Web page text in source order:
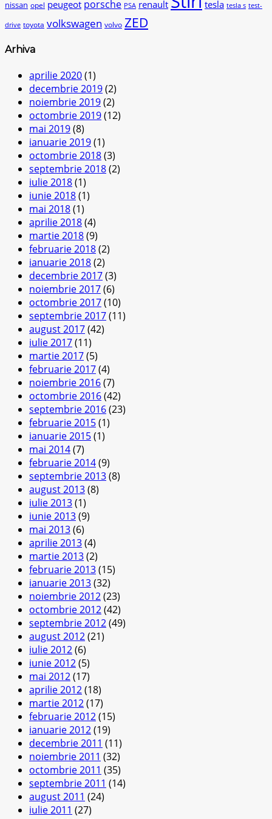
nissan opel peugeot porsche PSA renault tesla tesla s test-
drive toyota volkswagen volvo ZED
Arhiva
aprilie 2020(1)
decembrie 2019(2)
noiembrie 2019(2)
octombrie 2019(12)
mai 2019(8)
ianuarie 2019(1)
octombrie 2018(3)
septembrie 2018(2)
iulie 2018(1)
iunie 2018(1)
mai 2018(1)
aprilie 2018(4)
martie 2018(9)
februarie 2018(2)
ianuarie 2018(2)
decembrie 2017(3)
noiembrie 2017(6)
octombrie 2017(10)
septembrie 2017(11)
august 2017(42)
iulie 2017(11)
martie 2017(5)
februarie 2017(4)
noiembrie 2016(7)
octombrie 2016(42)
septembrie 2016(23)
februarie 2015(1)
ianuarie 2015(1)
mai 2014(7)
februarie 2014(9)
septembrie 2013(8)
august 2013(8)
iulie 2013(1)
iunie 2013(9)
mai 2013(6)
aprilie 2013(4)
martie 2013(2)
februarie 2013(15)
ianuarie 2013(32)
noiembrie 2012(23)
octombrie 2012(42)
septembrie 2012(49)
august 2012(21)
iulie 2012(6)
iunie 2012(5)
mai 2012(17)
aprilie 2012(18)
martie 2012(17)
februarie 2012(15)
ianuarie 2012(19)
decembrie 2011 (11)
noiembrie 2011 (32)
octombrie 2011 (35)
septembrie 2011 (14)
august 2011 (24)
iulie 2011 (27)